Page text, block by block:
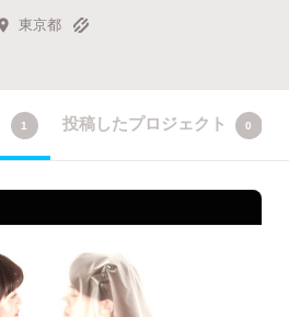
東京都
1 投稿したプロジェクト 0